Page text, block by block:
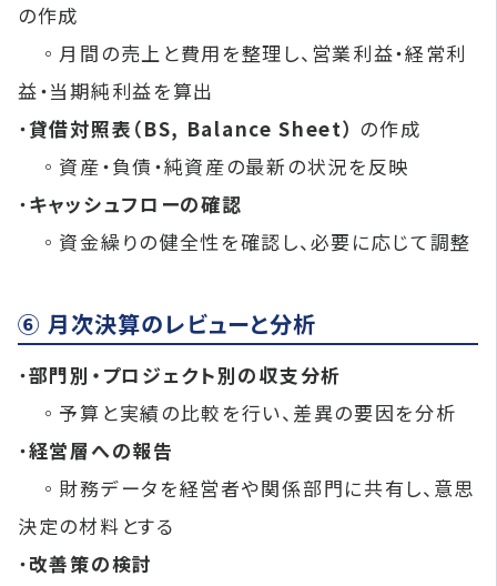
の作成
◦月間の売上と費用を整理し、営業利益・経常利
益・当期純利益を算出
・貸借対照表（BS, Balance Sheet） の作成
◦資産・負債・純資産の最新の状況を反映
・キャッシュフローの確認
◦資金繰りの健全性を確認し、必要に応じて調整
⑥ 月次決算のレビューと分析
・部門別・プロジェクト別の収支分析
◦予算と実績の比較を行い、差異の要因を分析
・経営層への報告
◦財務データを経営者や関係部門に共有し、意思
決定の材料とする
・改善策の検討